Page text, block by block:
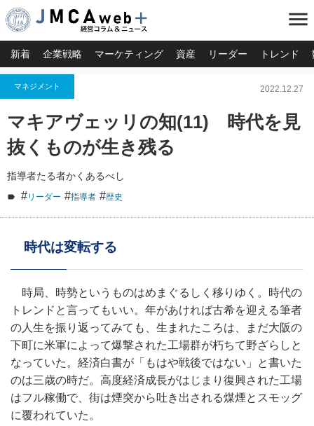
menu
新着 企業戦略 マーケティング 資産 リーダー トレンド
マネジメント 2022.12.27
マキアヴェッリの知(11) 時代を見
抜くものが生き残る
指導者たる者かくあるべし
#リーダー #指導者 #歴史
時代は変転する
時局、時勢というものはめまぐるしく移りゆく。時代の
トレンドと言ってもいい。年があければ古希を迎える筆者
の人生を振り返ってみても、生まれたころは、まだ大阪の
下町に米軍によって爆撃された工場群が朽ちて野ざらしと
なっていた。経済白書が「もはや戦後ではない」と書いた
のは三歳の時だ。高度経済成長がはじまり復興された工場
はフル稼働で、街は煙突から吐き出される煤煙とスモッグ
に覆われていた。